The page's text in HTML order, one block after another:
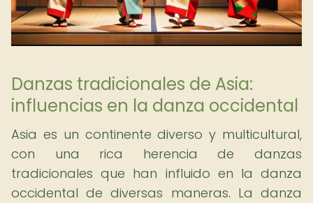
Danzas tradicionales de Asia:
influencias en la danza occidental
Asia es un continente diverso y multicultural,
con una rica herencia de danzas
tradicionales que han influido en la danza
occidental de diversas maneras. La danza